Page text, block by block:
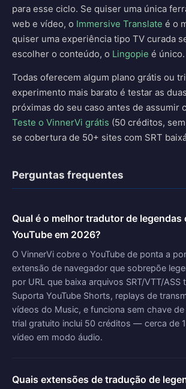
para esse ciclo. Se quiser uma única
web e vídeo, o Immersive Translate é o
quiser uma experiência tipo TV curada
escolher o conteúdo, o Lingopie é único.
Todas oferecem algum plano grátis ou
experimento mais barato é testar as
próximas do seu caso antes de assumir
Teste o VinnerVi grátis (50 créditos,
se cobertura de 50+ sites com SRT
Perguntas frequentes
Qual é o melhor tradutor de legendas
YouTube em 2026?
O VinnerVi cobre o YouTube de ponta a
extensão de navegador que sobrepõe
por URL que baixa arquivos SRT/VTT/ASS
Suporta YouTube Shorts, replays de
vídeos do Music, e funciona sem chave de
trial gratuito inclui 50 créditos — cerca de
vídeo em modo áudio.
Quais extensões de tradução de